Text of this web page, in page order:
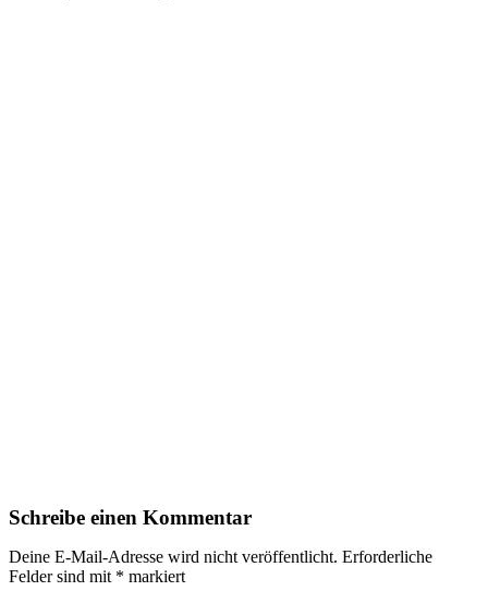
Schreibe einen Kommentar
Deine E-Mail-Adresse wird nicht veröffentlicht. Erforderliche
Felder sind mit * markiert